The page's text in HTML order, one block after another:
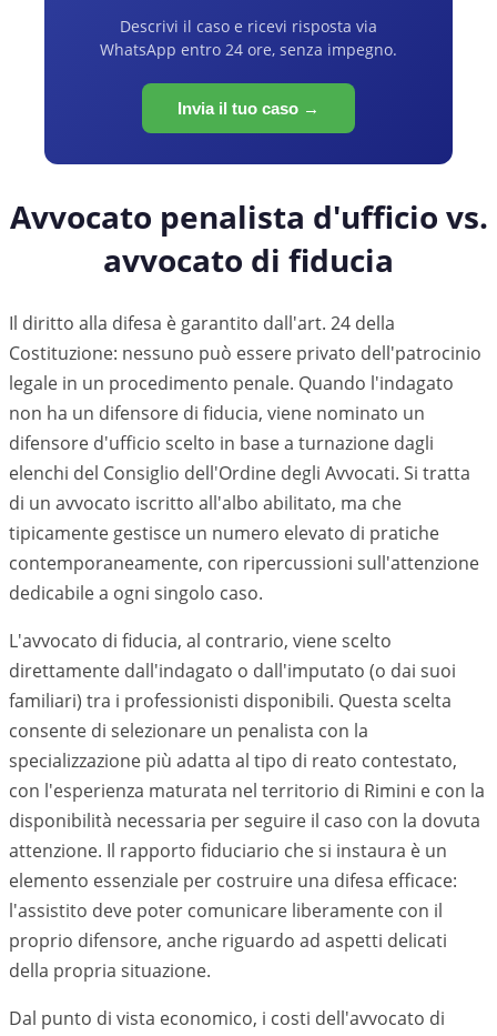
Descrivi il caso e ricevi risposta via
WhatsApp entro 24 ore, senza impegno.
Invia il tuo caso →
Avvocato penalista d'ufficio vs.
avvocato di fiducia
Il diritto alla difesa è garantito dall'art. 24 della
Costituzione: nessuno può essere privato dell'patrocinio
legale in un procedimento penale. Quando l'indagato
non ha un difensore di fiducia, viene nominato un
difensore d'ufficio scelto in base a turnazione dagli
elenchi del Consiglio dell'Ordine degli Avvocati. Si tratta
di un avvocato iscritto all'albo abilitato, ma che
tipicamente gestisce un numero elevato di pratiche
contemporaneamente, con ripercussioni sull'attenzione
dedicabile a ogni singolo caso.
L'avvocato di fiducia, al contrario, viene scelto
direttamente dall'indagato o dall'imputato (o dai suoi
familiari) tra i professionisti disponibili. Questa scelta
consente di selezionare un penalista con la
specializzazione più adatta al tipo di reato contestato,
con l'esperienza maturata nel territorio di Rimini e con la
disponibilità necessaria per seguire il caso con la dovuta
attenzione. Il rapporto fiduciario che si instaura è un
elemento essenziale per costruire una difesa efficace:
l'assistito deve poter comunicare liberamente con il
proprio difensore, anche riguardo ad aspetti delicati
della propria situazione.
Dal punto di vista economico, i costi dell'avvocato di